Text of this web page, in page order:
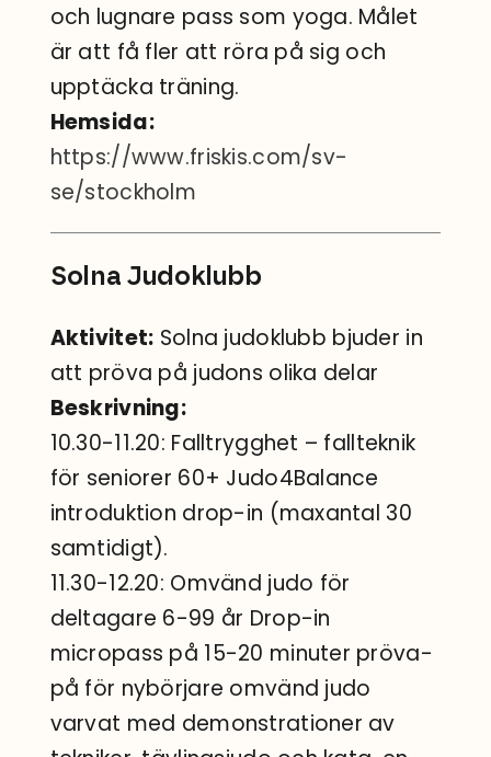
och lugnare pass som yoga. Målet
är att få fler att röra på sig och
upptäcka träning.
Hemsida:
https://www.friskis.com/sv-
se/stockholm
Solna Judoklubb
Aktivitet: Solna judoklubb bjuder in
att pröva på judons olika delar
Beskrivning:
10.30-11.20: Falltrygghet – fallteknik
för seniorer 60+ Judo4Balance
introduktion drop-in (maxantal 30
samtidigt).
11.30-12.20: Omvänd judo för
deltagare 6-99 år Drop-in
micropass på 15-20 minuter pröva-
på för nybörjare omvänd judo
varvat med demonstrationer av